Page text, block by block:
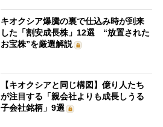
キオクシア爆騰の裏で仕込み時が到来
した「割安成長株」12選 “放置された
お宝株”を厳選解説
【キオクシアと同じ構図】億り人たち
が注目する「親会社よりも成長しうる
子会社銘柄」9選